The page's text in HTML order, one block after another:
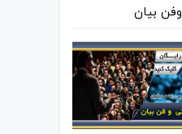
بیان